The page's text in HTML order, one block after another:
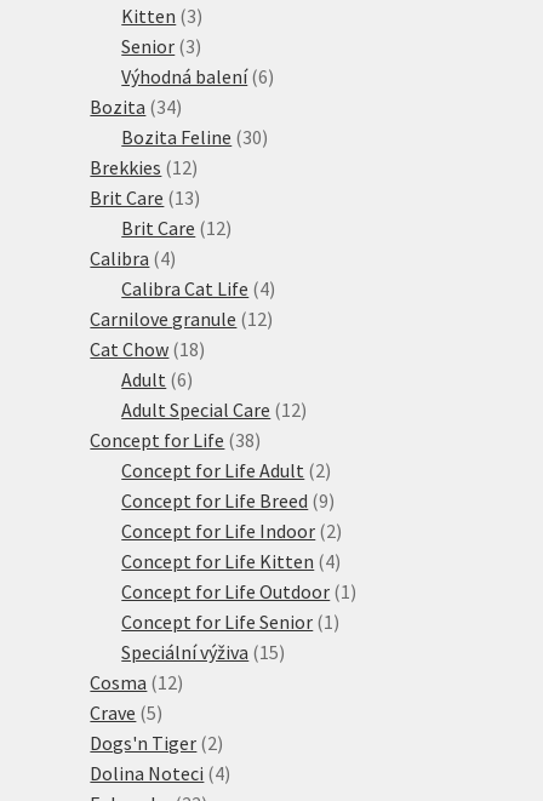
produktů
Kitten 33
produkty
Senior 33
produkty
Výhodná balení 66
Bozita 3434
produktů
Bozita Feline 3030
Brekkies 1212
produktů
Brit Care 1313
produktů
Brit Care 1212
Calibra 44
produkty
Calibra Cat Life 44
produkty
Carnilove granule 1212
Cat Chow 1818
Adult 66
produktů
Adult Special Care 1212
Concept for Life 3838
produktů
Concept for Life Adult 22
produkty
Concept for Life Breed 99
produktů
Concept for Life Indoor 22
produkty
Concept for Life Kitten 44
produkty
Concept for Life Outdoor 1 1
Concept for Life Senior 1 1
Speciální výživa 1515
Cosma 1212
Crave 55
produktů
Dogs'n Tiger 22
produkty
Dolina Noteci 44